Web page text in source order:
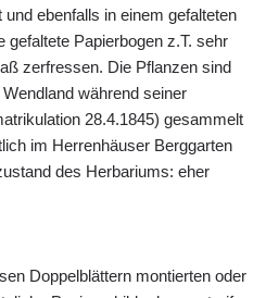
ebenfalls in einem gefalteten
gefaltete Papierbogen z.T. sehr
zerfressen. Die Pflanzen sind
während seiner
28.4.1845) gesammelt
im Herrenhäuser Berggarten
des Herbariums: eher
Doppelblättern montierten oder